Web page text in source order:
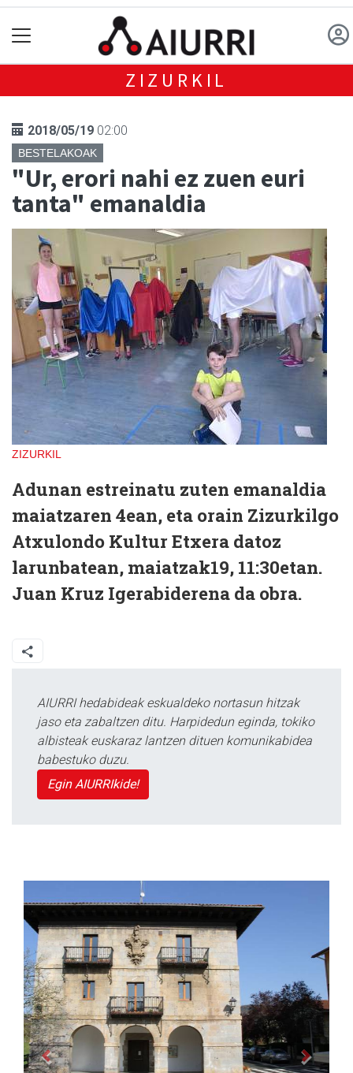
ZIZURKIL
2018/05/19 02:00
BESTELAKOAK
"Ur, erori nahi ez zuen euri
tanta" emanaldia
ZIZURKIL
Adunan estreinatu zuten emanaldia
maiatzaren 4ean, eta orain Zizurkilgo
Atxulondo Kultur Etxera datoz
larunbatean, maiatzak19, 11:30etan.
Juan Kruz Igerabiderena da obra.
AIURRI hedabideak eskualdeko nortasun hitzak
jaso eta zabaltzen ditu. Harpidedun eginda, tokiko
albisteak euskaraz lantzen dituen komunikabidea
babestuko duzu.
Egin AIURRIkide!
Previous Next